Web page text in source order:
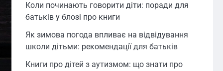
Коли починають говорити діти: поради для
батьків у блозі про книги
Як зимова погода впливає на відвідування
школи дітьми: рекомендації для батьків
Книги про дітей з аутизмом: що знати про